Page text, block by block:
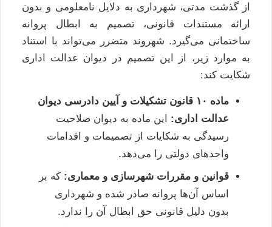
از گذشت مدتی، شهرداری به دلایل نامعلومی و بدون
ارائه مستندات قانونی، تصمیم به ابطال پروانه
ساختمانی می‌گیرد. شهروند متضرر می‌تواند با استناد
به موارد زیر، از این تصمیم در دیوان عدالت اداری
شکایت کند:
ماده ۱۰ قانون تشکیلات و آیین دادرسی دیوان
عدالت اداری: این ماده به دیوان صلاحیت
رسیدگی به شکایات از تصمیمات و اقدامات
واحدهای دولتی را می‌دهد.
قوانین و مقررات شهرسازی و معماری: که بر
اساس آن‌ها پروانه صادر شده و شهرداری
بدون دلیل قانونی حق ابطال آن را ندارد.